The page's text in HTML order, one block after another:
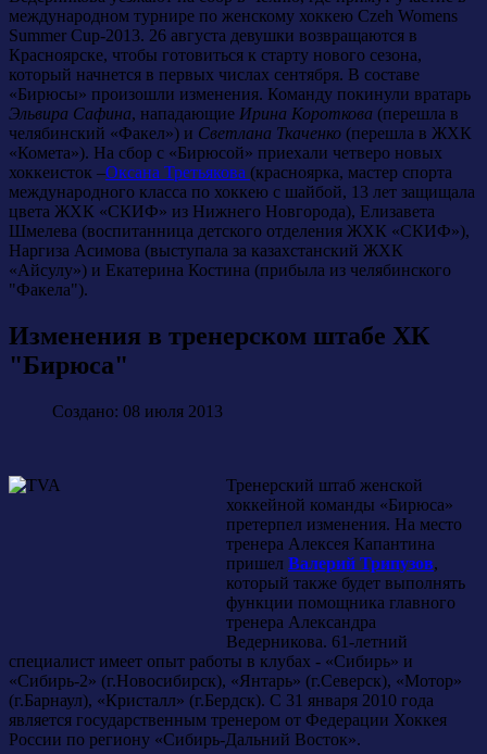
международном турнире по женскому хоккею Czeh Womens
Summer Cup-2013. 26 августа девушки возвращаются в
Красноярске, чтобы готовиться к старту нового сезона,
который начнется в первых числах сентября. В составе
«Бирюсы» произошли изменения. Команду покинули вратарь
Эльвира Сафина, нападающие Ирина Короткова (перешла в
челябинский «Факел») и Светлана Ткаченко (перешла в ЖХК
«Комета»). На сбор с «Бирюсой» приехали четверо новых
хоккеисток –Оксана Третьякова (красноярка, мастер спорта
международного класса по хоккею с шайбой, 13 лет защищала
цвета ЖХК «СКИФ» из Нижнего Новгорода), Елизавета
Шмелева (воспитанница детского отделения ЖХК «СКИФ»),
Наргиза Асимова (выступала за казахстанский ЖХК
«Айсулу») и Екатерина Костина (прибыла из челябинского
"Факела").
Изменения в тренерском штабе ХК
"Бирюса"
Создано: 08 июля 2013
Тренерский штаб женской
хоккейной команды «Бирюса»
претерпел изменения. На место
тренера Алексея Капантина
пришел Валерий Трипузов,
который также будет выполнять
функции помощника главного
тренера Александра
Ведерникова. 61-летний
специалист имеет опыт работы в клубах - «Сибирь» и
«Сибирь-2» (г.Новосибирск), «Янтарь» (г.Северск), «Мотор»
(г.Барнаул), «Кристалл» (г.Бердск). С 31 января 2010 года
является государственным тренером от Федерации Хоккея
России по региону «Сибирь-Дальний Восток».